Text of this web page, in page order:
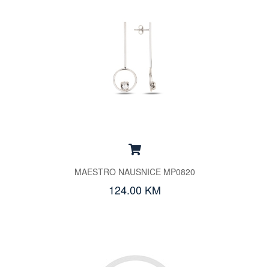
MAESTRO NAUSNICE MP0820
124.00 KM